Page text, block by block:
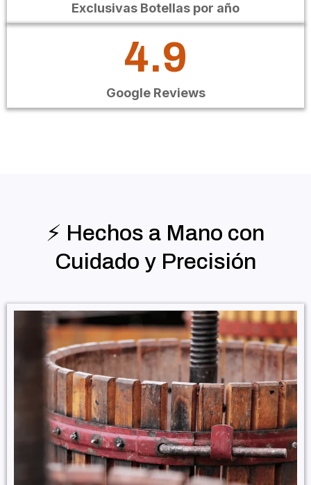
Exclusivas Botellas por año
4.9
Google Reviews
⚡️ Hechos a Mano con
Cuidado y Precisión